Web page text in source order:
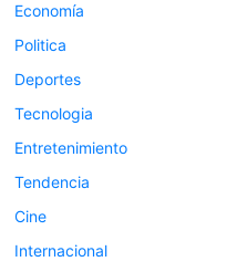
Economía
Politica
Deportes
Tecnologia
Entretenimiento
Tendencia
Cine
Internacional